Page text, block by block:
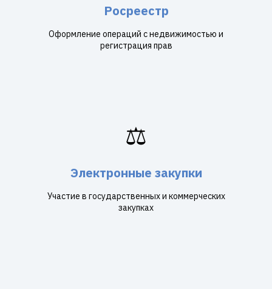
Росреестр
Оформление операций с недвижимостью и
регистрация прав
⚖️
Электронные закупки
Участие в государственных и коммерческих
закупках